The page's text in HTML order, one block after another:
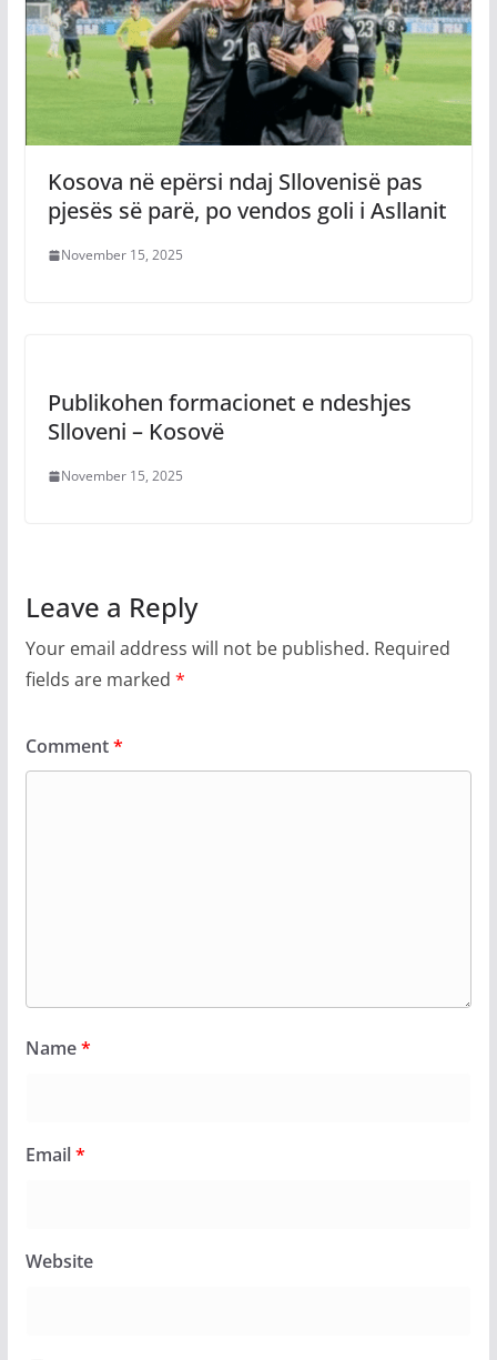
Kosova në epërsi ndaj Sllovenisë pas
pjesës së parë, po vendos goli i Asllanit
November 15, 2025
Publikohen formacionet e ndeshjes
Slloveni – Kosovë
November 15, 2025
Leave a Reply
Your email address will not be published. Required
fields are marked *
Comment*
Name*
Email*
Website